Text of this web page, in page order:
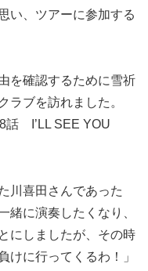
い、ツアーに参加する
を確認するために雪祈
ラブを訪れました。
話 I’LL SEE YOU
川喜田さんであった
緒に演奏したくなり、
にしましたが、その時
けに行ってくるわ！」